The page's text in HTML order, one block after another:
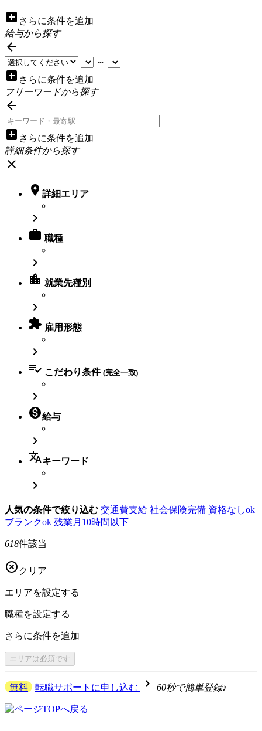
add_box さらに条件を追加
給与から探す

～
add_box さらに条件を追加
フリーワードから探す

add_box さらに条件を追加
詳細条件から探す
close
 詳細エリア

 職種

location_city 就業先種別

 雇用形態

 こだわり条件 (完全一致)

給与

translateキーワード

人気の条件で絞り込む 交通費支給 社会保険完備 資格なしok
ブランクok 残業月10時間以下
618件該当
 クリア
エリアを設定する
職種を設定する
さらに条件を追加
エリアは必須です
無料 転職サポートに申し込む navigate_next 60秒で簡単登録♪